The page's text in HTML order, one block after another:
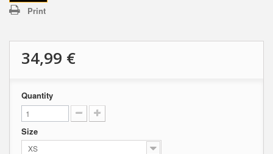
Print
34,99 €
Quantity
Size
XS